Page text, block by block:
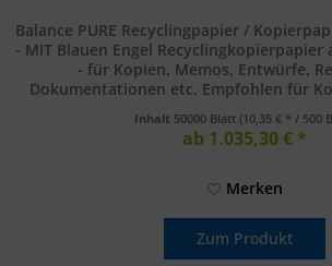
Balance PURE Recyclingpapier /
- MIT Blauen Engel Recyclingkopierpapier
- für Kopien, Memos, Entwürfe,
Dokumentationen etc. Empfohlen für
Inhalt 50000 Blatt (10,35 € * / 500
ab 1.035,30 € *
Merken
Zum Produkt